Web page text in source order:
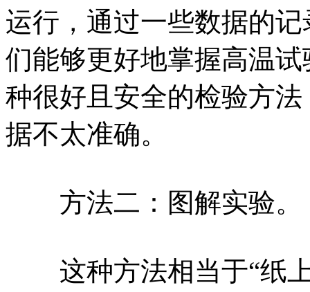
运行，通过一些数据的
们能够更好地掌握高温
种很好且安全的检验方
据不太准确。
方法二：图解实验。
这种方法相当于“纸上